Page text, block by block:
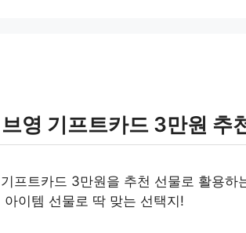
영 기프트카드 3만원 추
프트카드 3만원을 추천 선물로 활용
아이템 선물로 딱 맞는 선택지!